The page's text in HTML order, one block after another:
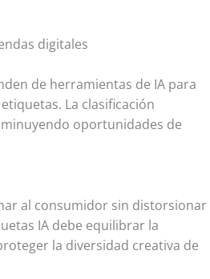
digitales
de herramientas de IA para
La clasificación
oportunidades de
al consumidor sin distorsionar
IA debe equilibrar la
la diversidad creativa de